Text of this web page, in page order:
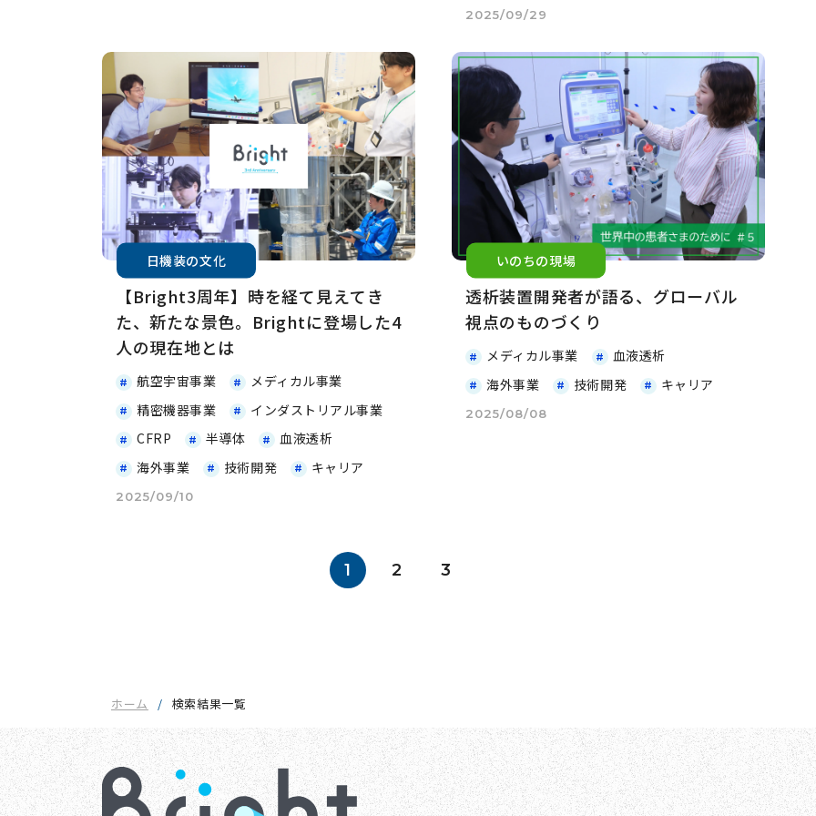
2025/09/29
日機装の文化
【Bright3周年】時を経て見えてき
た、新たな景色。Brightに登場した4
人の現在地とは
航空宇宙事業
メディカル事業
精密機器事業
インダストリアル事業
CFRP
半導体
血液透析
海外事業
技術開発 キャリア
2025/09/10
いのちの現場
透析装置開発者が語る、グローバル
視点のものづくり
メディカル事業
血液透析
海外事業
技術開発 キャリア
2025/08/08
1 2 3
ホーム 検索結果一覧